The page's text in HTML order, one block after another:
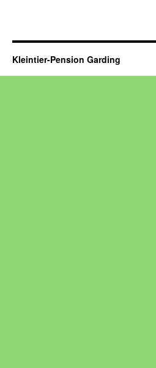
Kleintier-Pension Garding